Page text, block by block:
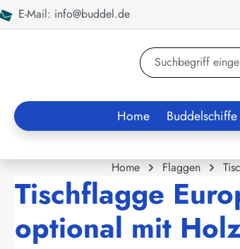
Zur Suche springen
E-Mail: info@buddel.de
Home Buddelschiffe
Home Flaggen
Tischflagge
optional mit